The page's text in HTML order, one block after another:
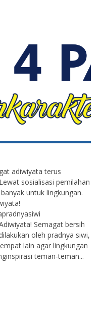
adiwiyata terus
sosialisasi pemilahan
untuk lingkungan.
Semagat bersih
oleh pradnya siwi,
lain agar lingkungan
teman-teman...